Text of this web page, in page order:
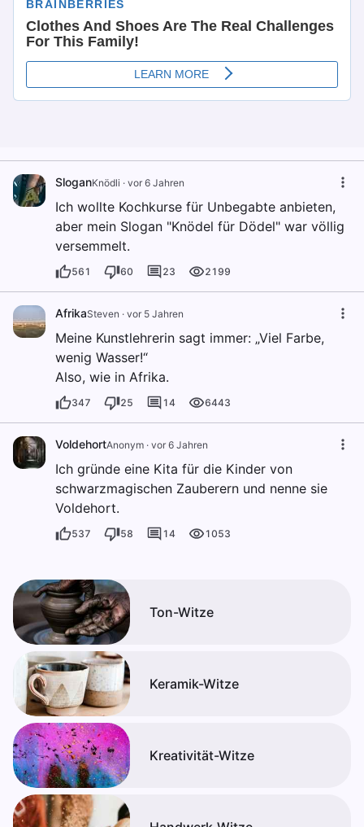
SloganKnödli · vor 6 Jahren
Ich wollte Kochkurse für Unbegabte anbieten,
aber mein Slogan "Knödel für Dödel" war völlig
versemmelt.
561 60 23 2199
AfrikaSteven · vor 5 Jahren
Meine Kunstlehrerin sagt immer: „Viel Farbe,
wenig Wasser!“
Also, wie in Afrika.
347 25 14 6443
VoldehortAnonym · vor 6 Jahren
Ich gründe eine Kita für die Kinder von
schwarzmagischen Zauberern und nenne sie
Voldehort.
537 58 14 1053
Ton-Witze
Keramik-Witze
Kreativität-Witze